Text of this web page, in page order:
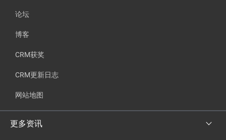
论坛
博客
CRM获奖
CRM更新日志
网站地图
更多资讯